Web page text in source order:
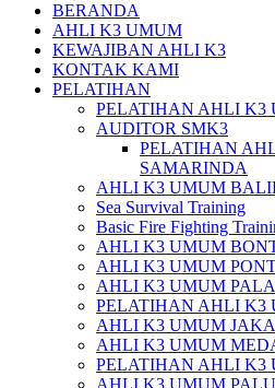
BERANDA
AHLI K3 UMUM
KEWAJIBAN AHLI K3
KONTAK KAMI
PELATIHAN
PELATIHAN AHLI K3
AUDITOR SMK3
PELATIHAN
SAMARINDA
AHLI K3 UMUM
Sea Survival Training
Basic Fire Fighting
AHLI K3 UMUM
AHLI K3 UMUM
AHLI K3 UMUM
PELATIHAN AHLI K3
AHLI K3 UMUM
AHLI K3 UMUM
PELATIHAN AHLI K3
AHLI K3 UMUM PALU